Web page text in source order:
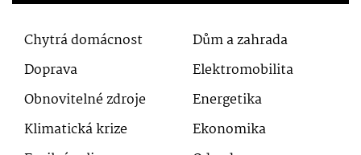
Chytrá domácnost
Dům a zahrada
Doprava
Elektromobilita
Obnovitelné zdroje
Energetika
Klimatická krize
Ekonomika